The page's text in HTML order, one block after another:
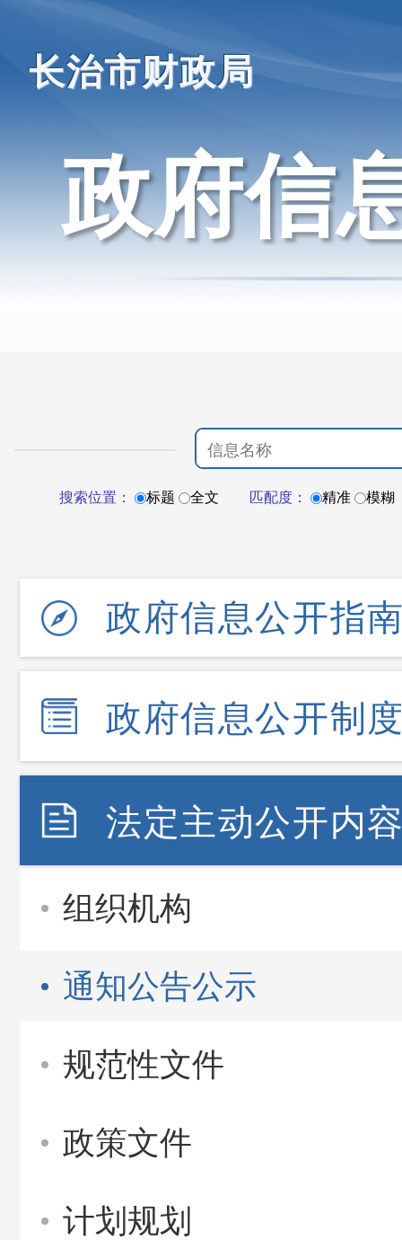
长治市财政局
政府信
搜索位置： 标题 全文 匹配度： 精准 模糊
政府信息公开指
政府信息公开制
法定主动公开内
组织机构
通知公告公示
规范性文件
政策文件
计划规划